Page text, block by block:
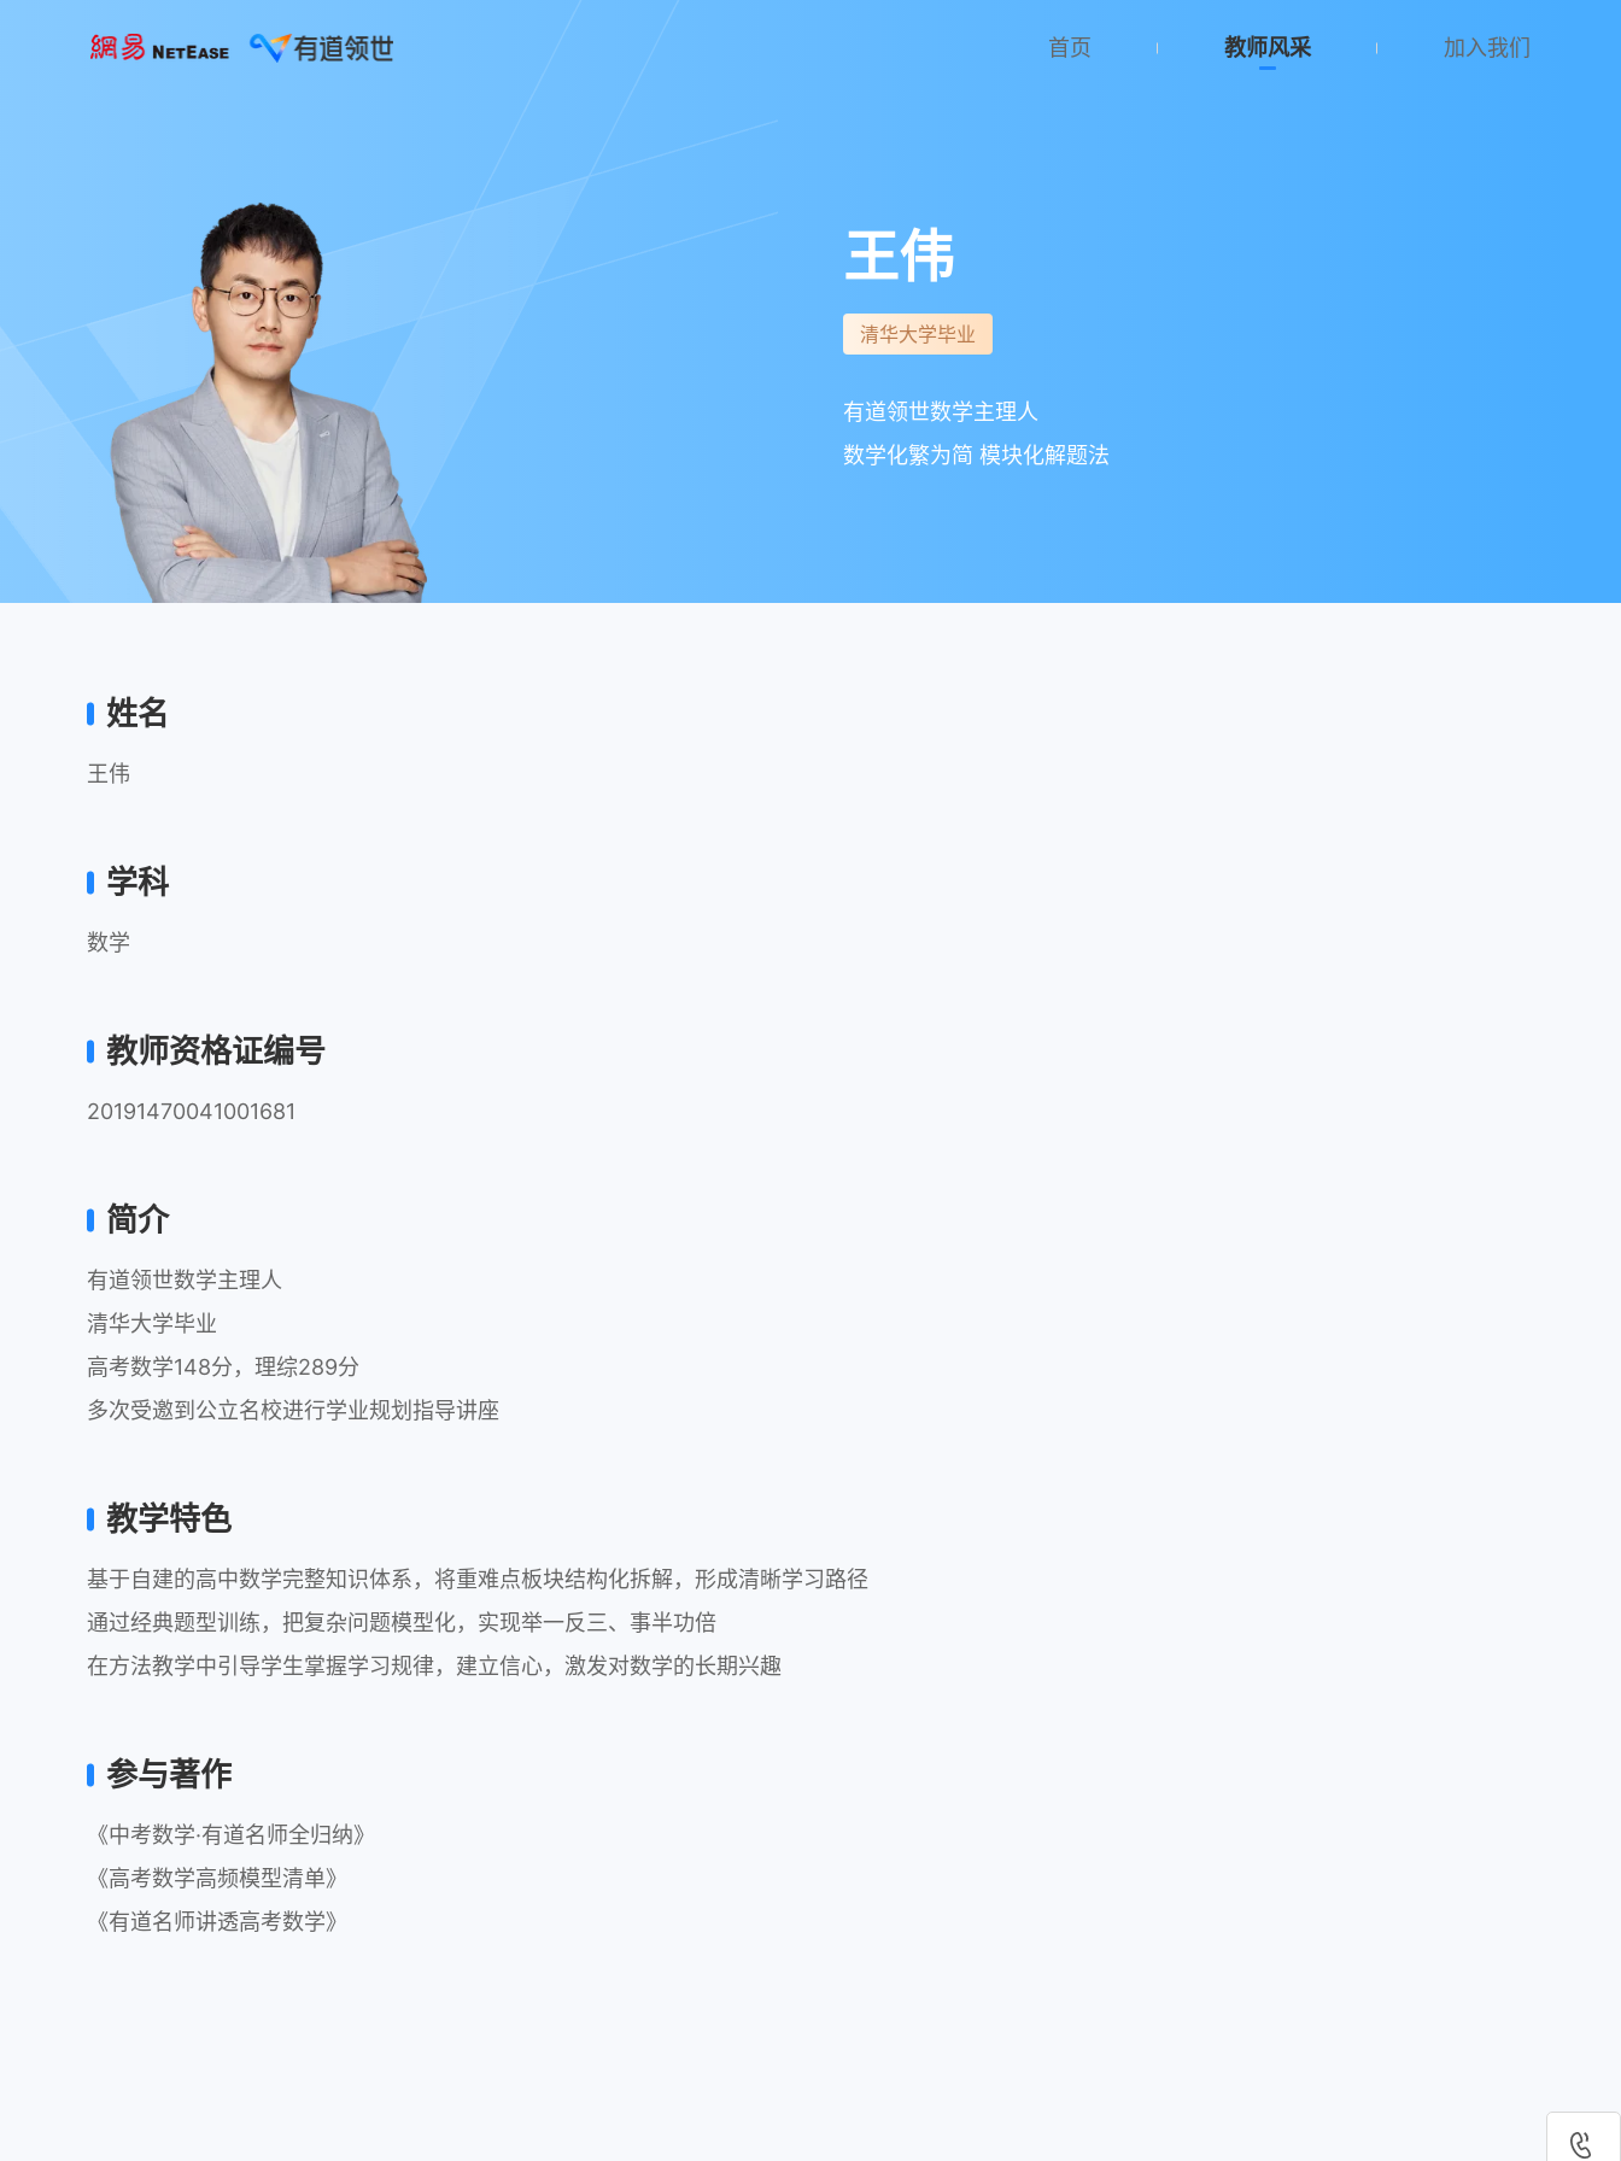
首页 教师风采 加入我们
王伟
清华大学毕业
有道领世数学主理人
数学化繁为简 模块化解题法
姓名
王伟
学科
数学
教师资格证编号
20191470041001681
简介
有道领世数学主理人
清华大学毕业
高考数学148分，理综289分
多次受邀到公立名校进行学业规划指导讲座
教学特色
基于自建的高中数学完整知识体系，将重难点板块结构化拆解，形成清晰学习路径
通过经典题型训练，把复杂问题模型化，实现举一反三、事半功倍
在方法教学中引导学生掌握学习规律，建立信心，激发对数学的长期兴趣
参与著作
《中考数学·有道名师全归纳》
《高考数学高频模型清单》
《有道名师讲透高考数学》